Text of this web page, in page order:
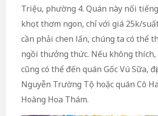
Triệu, phường 4. Quán này nổi
khọt thơm ngon, chỉ với giá 25k/
cần phải chen lấn, chúng ta có thể
ngồi thưởng thức. Nếu không thích,
cũng có thể đến quán Gốc Vú Sữa,
Nguyễn Trường Tộ hoặc quán Cô
Hoàng Hoa Thám.